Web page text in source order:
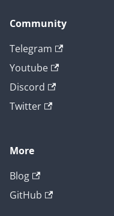
Community
Telegram
Youtube
Discord
Twitter
More
Blog
GitHub